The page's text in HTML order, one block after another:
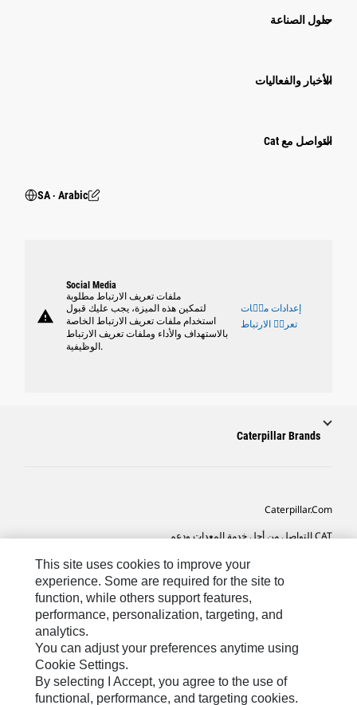
حلول الصناعة
الأخبار والفعاليات
التواصل مع Cat
SA ‧ Arabic
warning
Social Media
ملفات تعريف الارتباط مطلوبة
لتمكين هذه الميزة، يجب عليك قبول
استخدام ملفات تعريف الارتباط الخاصة
بالاستهداف والأداء وملفات تعريف الارتباط
الوظيفية.
إعدادات ملٝات
تعريٝ الارتباط
Caterpillar Brands
Caterpillar.com
CAT التواصل من أجل خدمة المعدات ودعم
تفضيلات التسويق الخاصة بي
خريطة الموقع
Cookie Settings
This site uses cookies to improve your
experience. Some are required for the site to
function, while others support features,
performance, personalization, targeting, and
analytics.
You can adjust your preferences anytime using
Cookie Settings.
By selecting I Accept, you agree to the use of
functional, performance, and targeting cookies.